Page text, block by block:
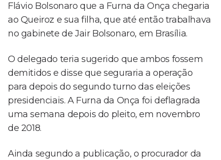
Flávio Bolsonaro que a Furna da Onça chegaria
ao Queiroz e sua filha, que até então trabalhava
no gabinete de Jair Bolsonaro, em Brasília.
O delegado teria sugerido que ambos fossem
demitidos e disse que seguraria a operação
para depois do segundo turno das eleições
presidenciais. A Furna da Onça foi deflagrada
uma semana depois do pleito, em novembro
de 2018.
Ainda segundo a publicação, o procurador da